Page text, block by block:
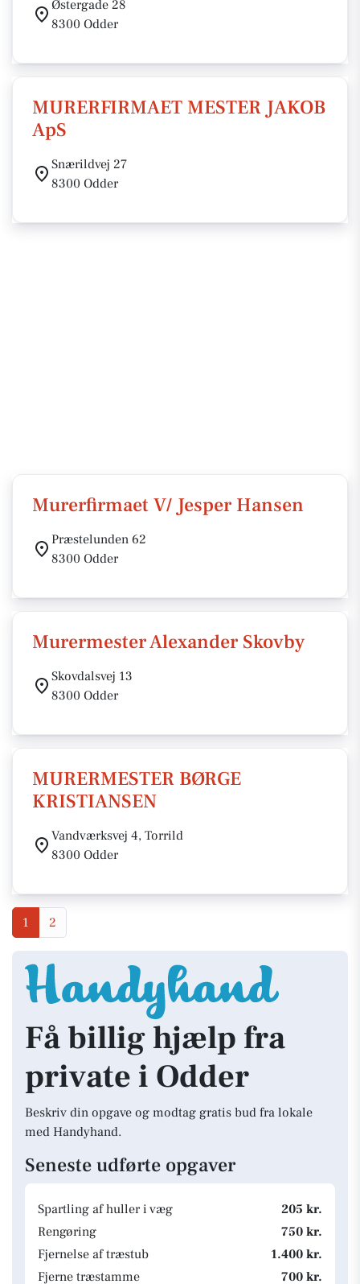
Østergade 28
8300 Odder
MURERFIRMAET MESTER JAKOB
ApS
Snærildvej 27
8300 Odder
Murerfirmaet V/ Jesper Hansen
Præstelunden 62
8300 Odder
Murermester Alexander Skovby
Skovdalsvej 13
8300 Odder
MURERMESTER BØRGE
KRISTIANSEN
Vandværksvej 4, Torrild
8300 Odder
1 2
Få billig hjælp fra
private i Odder
Beskriv din opgave og modtag gratis bud fra lokale
med Handyhand.
Seneste udførte opgaver
Spartling af huller i væg
205 kr.
Rengøring
750 kr.
Fjernelse af træstub
1.400 kr.
Fjerne træstamme
700 kr.